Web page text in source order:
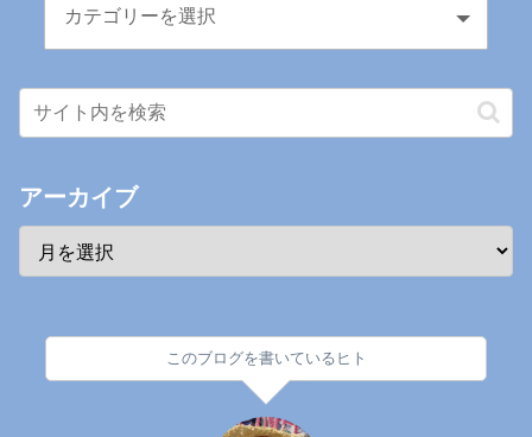
アーカイブ
このブログを書いているヒト